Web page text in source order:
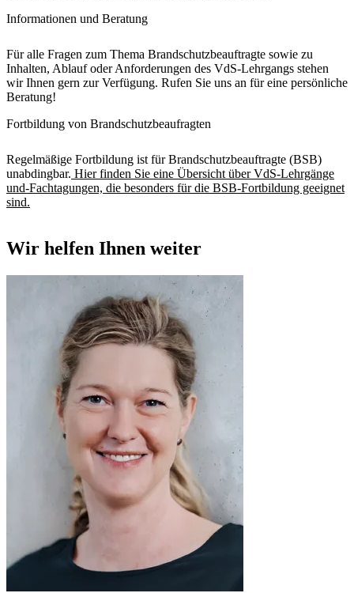
Informationen und Beratung
Für alle Fragen zum Thema Brandschutzbeauftragte sowie zu
Inhalten, Ablauf oder Anforderungen des VdS-Lehrgangs stehen
wir Ihnen gern zur Verfügung. Rufen Sie uns an für eine persönliche
Beratung!
Fortbildung von Brandschutzbeaufragten
Regelmäßige Fortbildung ist für Brandschutzbeauftragte (BSB)
unabdingbar. Hier finden Sie eine Übersicht über VdS-Lehrgänge
und-Fachtagungen, die besonders für die BSB-Fortbildung geeignet
sind.
Wir helfen Ihnen weiter